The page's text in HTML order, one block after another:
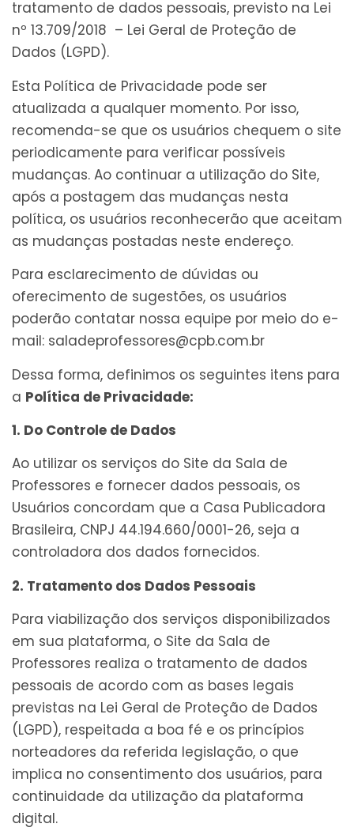
tratamento de dados pessoais, previsto na Lei
nº 13.709/2018 – Lei Geral de Proteção de
Dados (LGPD).
Esta Política de Privacidade pode ser
atualizada a qualquer momento. Por isso,
recomenda-se que os usuários chequem o site
periodicamente para verificar possíveis
mudanças. Ao continuar a utilização do Site,
após a postagem das mudanças nesta
política, os usuários reconhecerão que aceitam
as mudanças postadas neste endereço.
Para esclarecimento de dúvidas ou
oferecimento de sugestões, os usuários
poderão contatar nossa equipe por meio do e-
mail: saladeprofessores@cpb.com.br
Dessa forma, definimos os seguintes itens para
a Política de Privacidade:
1. Do Controle de Dados
Ao utilizar os serviços do Site da Sala de
Professores e fornecer dados pessoais, os
Usuários concordam que a Casa Publicadora
Brasileira, CNPJ 44.194.660/0001-26, seja a
controladora dos dados fornecidos.
2. Tratamento dos Dados Pessoais
Para viabilização dos serviços disponibilizados
em sua plataforma, o Site da Sala de
Professores realiza o tratamento de dados
pessoais de acordo com as bases legais
previstas na Lei Geral de Proteção de Dados
(LGPD), respeitada a boa fé e os princípios
norteadores da referida legislação, o que
implica no consentimento dos usuários, para
continuidade da utilização da plataforma
digital.